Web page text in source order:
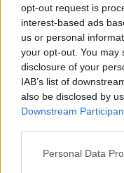
opt-out request is
interest-based ads
us or personal
your opt-out. You may
disclosure of your
IAB’s list of
also be disclosed by
Downstream
Please note that this
Personal Data
Fülszöveg:
papja Carradoon
Aballister, a
Háromság kastély
azonban a múltba
amelyet azonnal el
sikeresen…